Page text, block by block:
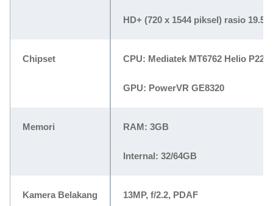
HD+ (720 x 1544 piksel) rasio 19.5:9
Chipset CPU: Mediatek MT6762 Helio P22
GPU: PowerVR GE8320
Memori RAM: 3GB
Internal: 32/64GB
Kamera Belakang 13MP, f/2.2, PDAF